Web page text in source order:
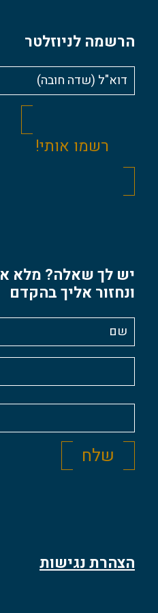
יש לך שאלה? מלא
ונחזור אליך בהקדם
הצהרת נגישות
הרשמה לניוזלטר